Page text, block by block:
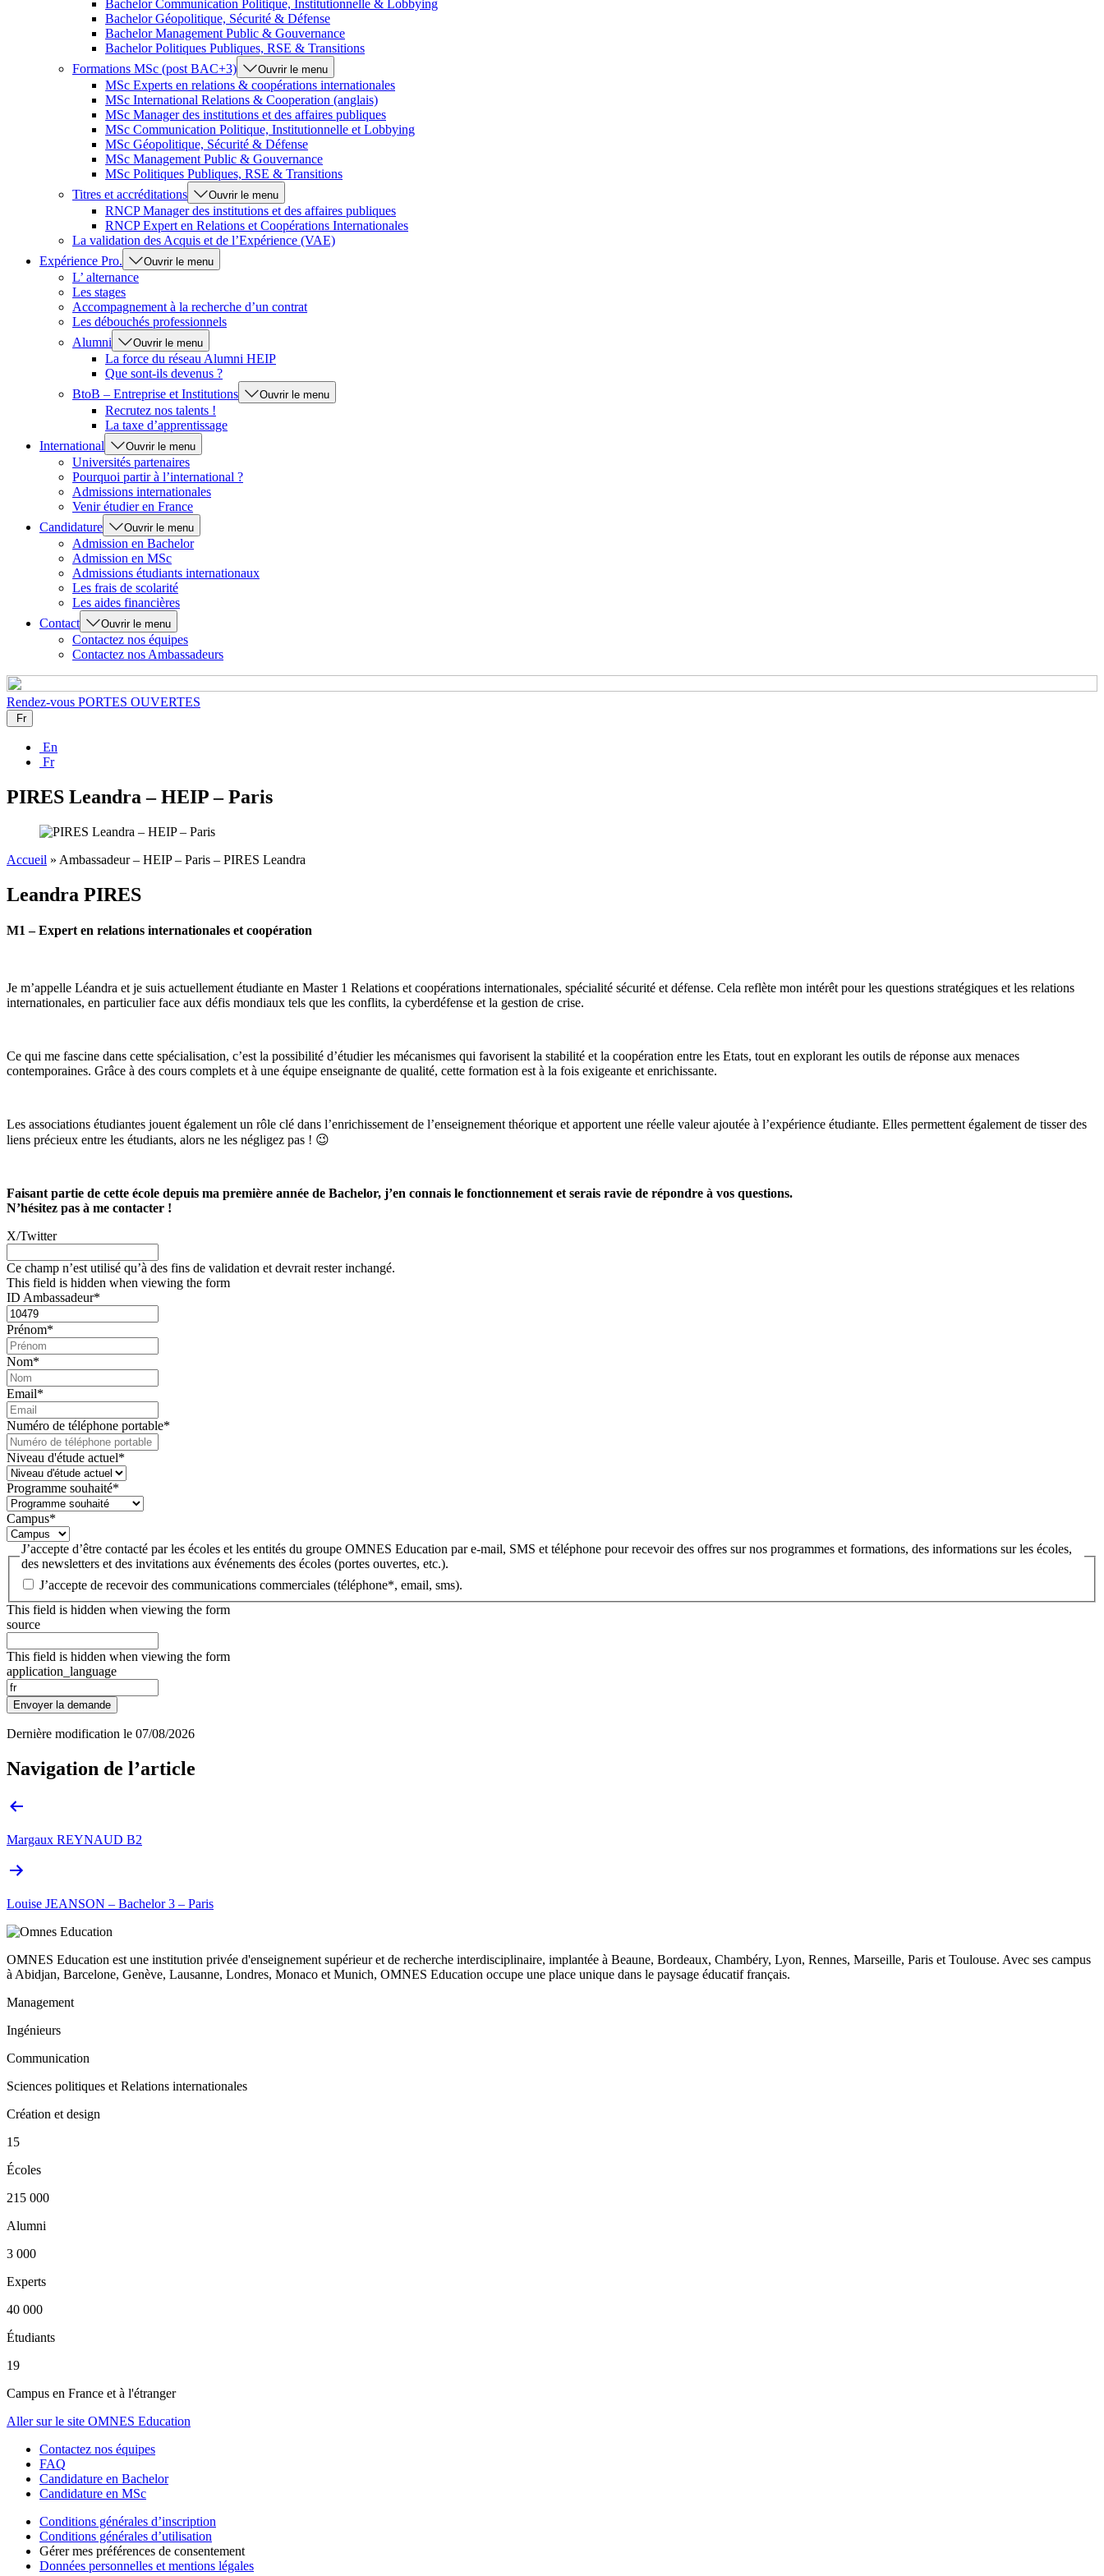
Bachelor Communication Politique, Institutionnelle & Lobbying
Bachelor Géopolitique, Sécurité & Défense
Bachelor Management Public & Gouvernance
Bachelor Politiques Publiques, RSE & Transitions
Formations MSc (post BAC+3)
Ouvrir le menu
MSc Experts en relations & coopérations internationales
MSc International Relations & Cooperation (anglais)
MSc Manager des institutions et des affaires publiques
MSc Communication Politique, Institutionnelle et Lobbying
MSc Géopolitique, Sécurité & Défense
MSc Management Public & Gouvernance
MSc Politiques Publiques, RSE & Transitions
Titres et accréditations
Ouvrir le menu
RNCP Manager des institutions et des affaires publiques
RNCP Expert en Relations et Coopérations Internationales
La validation des Acquis et de l’Expérience (VAE)
Expérience Pro.
Ouvrir le menu
L’ alternance
Les stages
Accompagnement à la recherche d’un contrat
Les débouchés professionnels
Alumni
Ouvrir le menu
La force du réseau Alumni HEIP
Que sont-ils devenus ?
BtoB – Entreprise et Institutions
Ouvrir le menu
Recrutez nos talents !
La taxe d’apprentissage
International
Ouvrir le menu
Universités partenaires
Pourquoi partir à l’international ?
Admissions internationales
Venir étudier en France
Candidature
Ouvrir le menu
Admission en Bachelor
Admission en MSc
Admissions étudiants internationaux
Les frais de scolarité
Les aides financières
Contact
Ouvrir le menu
Contactez nos équipes
Contactez nos Ambassadeurs
Rendez-vous PORTES OUVERTES
Fr
En
Fr
PIRES Leandra – HEIP – Paris
Accueil » Ambassadeur – HEIP – Paris – PIRES Leandra
Leandra PIRES
M1 –Expert en relations internationales et coopération
Je m’appelle Léandra et je suis actuellement étudiante en Master 1 Relations et coopérations internationales, spécialité sécurité et défense. Cela reflète mon intérêt pour les questions stratégiques et les relations
internationales, en particulier face aux défis mondiaux tels que les conflits, la cyberdéfense et la gestion de crise.
Ce qui me fascine dans cette spécialisation, c’est la possibilité d’étudier les mécanismes qui favorisent la stabilité et la coopération entre les Etats, tout en explorant les outils de réponse aux menaces
contemporaines. Grâce à des cours complets et à une équipe enseignante de qualité, cette formation est à la fois exigeante et enrichissante.
Les associations étudiantes jouent également un rôle clé dans l’enrichissement de l’enseignement théorique et apportent une réelle valeur ajoutée à l’expérience étudiante. Elles permettent également de tisser des
liens précieux entre les étudiants, alors ne les négligez pas ! 😉
Faisant partie de cette école depuis ma première année de Bachelor, j’en connais le fonctionnement et serais ravie de répondre à vos questions.
N’hésitez pas à me contacter !
X/Twitter
Ce champ n’est utilisé qu’à des fins de validation et devrait rester inchangé.
This field is hidden when viewing the form
ID Ambassadeur*
Prénom*
Nom*
Email*
Numéro de téléphone portable*
Niveau d'étude actuel*
Programme souhaité*
Campus*
J’accepte d’être contacté par les écoles et les entités du groupe OMNES Education par e-mail, SMS et téléphone pour recevoir des offres sur nos programmes et formations, des informations sur les écoles,
des newsletters et des invitations aux événements des écoles (portes ouvertes, etc.).
J’accepte de recevoir des communications commerciales (téléphone*, email, sms).
This field is hidden when viewing the form
source
This field is hidden when viewing the form
application_language
Envoyer la demande
Dernière modification le 07/08/2026
Navigation de l’article
Margaux REYNAUD B2
Louise JEANSON – Bachelor 3 – Paris
OMNES Education est une institution privée d'enseignement supérieur et de recherche interdisciplinaire, implantée à Beaune, Bordeaux, Chambéry, Lyon, Rennes, Marseille, Paris et Toulouse. Avec ses campus
à Abidjan, Barcelone, Genève, Lausanne, Londres, Monaco et Munich, OMNES Education occupe une place unique dans le paysage éducatif français.
Management
Ingénieurs
Communication
Sciences politiques et Relations internationales
Création et design
15
Écoles
215 000
Alumni
3 000
Experts
40 000
Étudiants
19
Campus en France et à l'étranger
Aller sur le site OMNES Education
Contactez nos équipes
FAQ
Candidature en Bachelor
Candidature en MSc
Conditions générales d’inscription
Conditions générales d’utilisation
Gérer mes préférences de consentement
Données personnelles et mentions légales